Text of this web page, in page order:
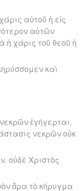
αὐτοῦ ἡ εἰς
αὐτῶν
ἡ χάρις τοῦ θεοῦ ἡ
καὶ
ἐγήγερται,
νεκρῶν οὐκ
οὐδὲ Χριστὸς
ἄρα τὸ κήρυγμα